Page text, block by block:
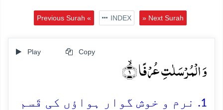
Previous Surah « INDEX » Next Surah
Play Copy
وَ الۡمُرۡسَلٰتِ عُرۡفًا ۙ﴿۱﴾
1. نرم و خوش گوار ہواؤں کی قَسم